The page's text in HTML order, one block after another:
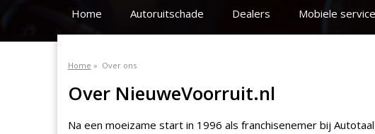
Home Autoruitschade Dealers Mobiele service
Home » Over ons
Over NieuweVoorruit.nl
Na een moeizame start in 1996 als franchisenemer bij